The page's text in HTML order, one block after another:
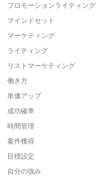
プロモーションライティング
マインドセット
マーケティング
ライティング
リストマーケティング
働き方
単価アップ
成功確率
時間管理
案件獲得
目標設定
自分の強み